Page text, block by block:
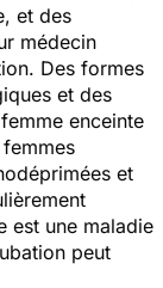
et des
médecin
Des formes
et des
enceinte
et
est une maladie
peut